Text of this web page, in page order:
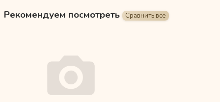
Рекомендуем посмотреть